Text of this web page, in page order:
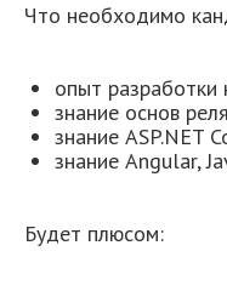
Что необходимо
опыт разработки
знание основ
знание ASP.NET
знание Angular,
Будет плюсом: